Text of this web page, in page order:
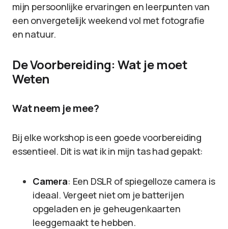
mijn persoonlijke ervaringen en leerpunten van
een onvergetelijk weekend vol met fotografie
en natuur.
De Voorbereiding: Wat je moet
Weten
Wat neem je mee?
Bij elke workshop is een goede voorbereiding
essentieel. Dit is wat ik in mijn tas had gepakt:
Camera: Een DSLR of spiegelloze camera is
ideaal. Vergeet niet om je batterijen
opgeladen en je geheugenkaarten
leeggemaakt te hebben.